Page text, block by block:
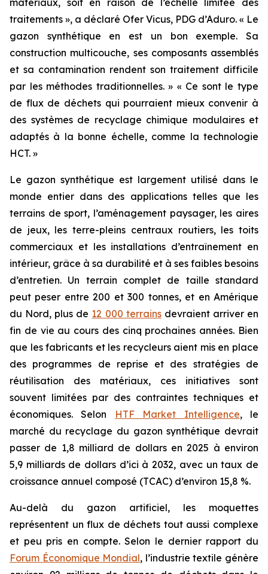
matériaux, soit en raison de l’échelle limitée des
traitements », a déclaré Ofer Vicus, PDG d’Aduro. « Le
gazon synthétique en est un bon exemple. Sa
construction multicouche, ses composants assemblés
et sa contamination rendent son traitement difficile
par les méthodes traditionnelles. » « Ce sont le type
de flux de déchets qui pourraient mieux convenir à
des systèmes de recyclage chimique modulaires et
adaptés à la bonne échelle, comme la technologie
HCT. »
Le gazon synthétique est largement utilisé dans le
monde entier dans des applications telles que les
terrains de sport, l’aménagement paysager, les aires
de jeux, les terre-pleins centraux routiers, les toits
commerciaux et les installations d’entraînement en
intérieur, grâce à sa durabilité et à ses faibles besoins
d’entretien. Un terrain complet de taille standard
peut peser entre 200 et 300 tonnes, et en Amérique
du Nord, plus de 12 000 terrainsdevraient arriver en
fin de vie au cours des cinq prochaines années. Bien
que les fabricants et les recycleurs aient mis en place
des programmes de reprise et des stratégies de
réutilisation des matériaux, ces initiatives sont
souvent limitées par des contraintes techniques et
économiques. Selon
HTF Market Intelligence, le
marché du recyclage du gazon synthétique devrait
passer de 1,8 milliard de dollars en 2025 à environ
5,9 milliards de dollars d’ici à 2032, avec un taux de
croissance annuel composé (TCAC) d’environ 15,8 %.
Au-delà du gazon artificiel, les moquettes
représentent un flux de déchets tout aussi complexe
et peu pris en compte. Selon le dernier rapport du
Forum Économique Mondial, l’industrie textile génère